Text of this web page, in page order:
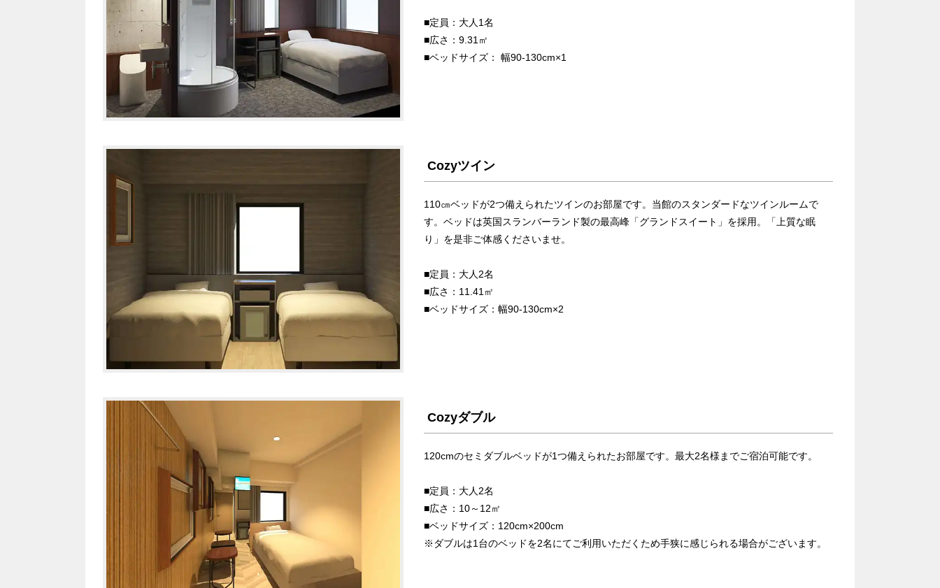
■定員：大人1名
■広さ：9.31㎡
■ベッドサイズ： 幅90-130cm×1
Cozyツイン
110㎝ベッドが2つ備えられたツインのお部屋です。当館のスタンダードなツインルームで
す。ベッドは英国スランバーランド製の最高峰「グランドスイート」を採用。「上質な眠
り」を是非ご体感くださいませ。
■定員：大人2名
■広さ：11.41㎡
■ベッドサイズ：幅90-130cm×2
Cozyダブル
120cmのセミダブルベッドが1つ備えられたお部屋です。最大2名様までご宿泊可能です。
■定員：大人2名
■広さ：10～12㎡
■ベッドサイズ：120cm×200cm
※ダブルは1台のベッドを2名にてご利用いただくため手狭に感じられる場合がございます。